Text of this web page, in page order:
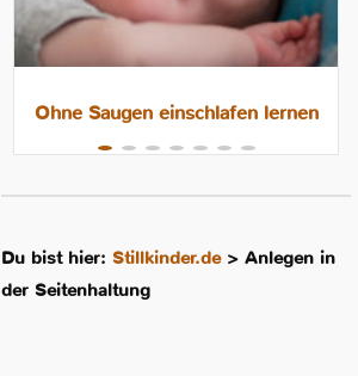
Ohne Saugen einschlafen lernen
Du bist hier:Stillkinder.de>Anlegen in
der Seitenhaltung